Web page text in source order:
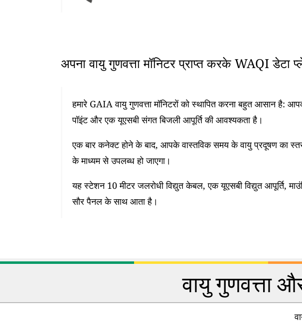
अपना वायु गुणवत्ता मॉनिटर प्राप्त करके WAQI डेटा
हमारे GAIA वायु गुणवत्ता मॉनिटरों को स्थापित करना बहुत आसान है:
पॉइंट और एक यूएसबी संगत बिजली आपूर्ति की आवश्यकता है।
एक बार कनेक्ट होने के बाद, आपके वास्तविक समय के वायु प्रदूषण का
के माध्यम से उपलब्ध हो जाएगा।
यह स्टेशन 10 मीटर जलरोधी विद्युत केबल, एक यूएसबी विद्युत आपूर्ति,
सौर पैनल के साथ आता है।
वायु गुणवत्ता